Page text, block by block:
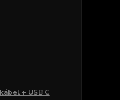
+ USB C